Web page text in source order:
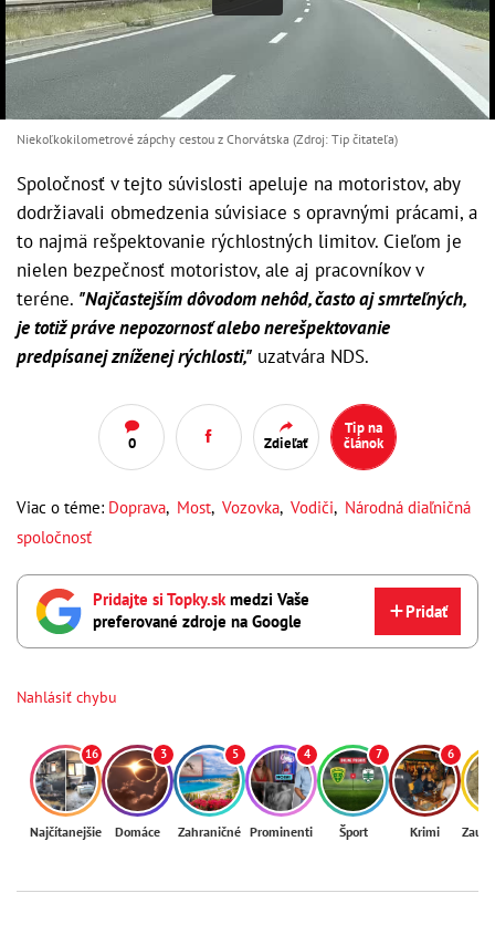
Niekoľkokilometrové zápchy cestou z Chorvátska (Zdroj: Tip čitateľa)
Spoločnosť v tejto súvislosti apeluje na motoristov, aby
dodržiavali obmedzenia súvisiace s opravnými prácami, a
to najmä rešpektovanie rýchlostných limitov. Cieľom je
nielen bezpečnosť motoristov, ale aj pracovníkov v
teréne. "Najčastejším dôvodom nehôd, často aj smrteľných,
je totiž práve nepozornosť alebo nerešpektovanie
predpísanej zníženej rýchlosti," uzatvára NDS.
0 Zdieľať
Tip na
článok
Viac o téme: Doprava, Most, Vozovka, Vodiči, Národná diaľničná
spoločnosť
Pridajte si Topky.skmedzi Vaše
preferované zdroje na Google
Pridať
Nahlásiť chybu
16
Najčítanejšie
3
Domáce
5
Zahraničné
4
Prominenti
7
Šport
6
Krimi